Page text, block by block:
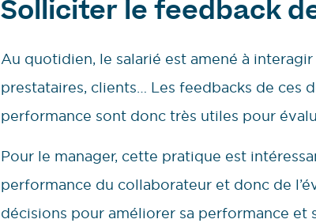
Solliciter le feedback
Au quotidien, le salarié est amené à
prestataires, clients… Les feedbacks de ces
performance sont donc très utiles pour
Pour le manager, cette pratique est
performance du collaborateur et donc de
décisions pour améliorer sa performance et